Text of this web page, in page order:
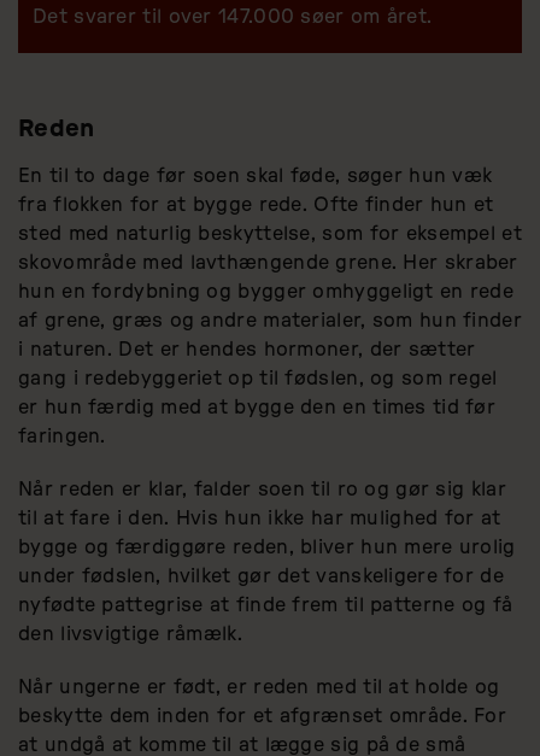
Det svarer til over 147.000 søer om året.
Reden
En til to dage før soen skal føde, søger hun væk
fra flokken for at bygge rede. Ofte finder hun et
sted med naturlig beskyttelse, som for eksempel et
skovområde med lavthængende grene. Her skraber
hun en fordybning og bygger omhyggeligt en rede
af grene, græs og andre materialer, som hun finder
i naturen. Det er hendes hormoner, der sætter
gang i redebyggeriet op til fødslen, og som regel
er hun færdig med at bygge den en times tid før
faringen.
Når reden er klar, falder soen til ro og gør sig klar
til at fare i den. Hvis hun ikke har mulighed for at
bygge og færdiggøre reden, bliver hun mere urolig
under fødslen, hvilket gør det vanskeligere for de
nyfødte pattegrise at finde frem til patterne og få
den livsvigtige råmælk.
Når ungerne er født, er reden med til at holde og
beskytte dem inden for et afgrænset område. For
at undgå at komme til at lægge sig på de små